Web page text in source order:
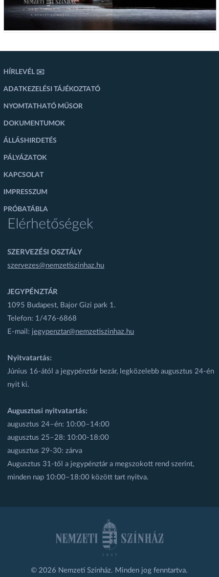
HÍRLEVÉL ✉️
ADATKEZELÉSI TÁJÉKOZTATÓ
NYOMTATHATÓ MŰSOR
DOKUMENTUMOK
ÁLLÁSHIRDETÉS
PÁLYÁZATOK
KAPCSOLAT
IMPRESSZUM
PRÓBATÁBLA
Elérhetőségek
SZERVEZÉSI OSZTÁLY
szervezes@nemzetiszinhaz.hu
JEGYPÉNZTÁR
1095 Budapest, Bajor Gizi park 1.
Telefon: 1/476-6868
E-mail: jegypenztar@nemzetiszinhaz.hu
Nyitvatartás:
Június 16-ától a jegypénztár bezár, legközelebb augusztus 24-én
nyit ki.
Augusztusi nyitvatartás:
augusztus 24–én: 10:00–14:00
augusztus 25–28: 10:00-18:00
augusztus 29-30: zárva
Augusztus 31-től a jegypénztár a megszokott rend szerint,
minden nap 10:00–18:00 között tart nyitva.
© 2026 Nemzeti Színház. Minden jog fenntartva.